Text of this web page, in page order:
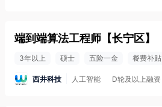
端到端算法工程师 【长宁区】
3年以上 硕士 五险一金 餐费补贴
西井科技 人工智能 D轮及以上融资